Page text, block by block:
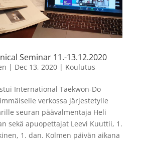
Seminar 11.-13.12.2020
| Dec 13, 2020| Koulutus
International Taekwon-Do
verkossa järjestetylle
seuran päävalmentaja Heli
sekä apuopettajat Leevi Kuuttii, 1.
1. dan. Kolmen päivän aikana